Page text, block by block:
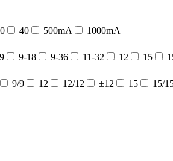
40 500mA
1000mA
9 9-18 9-36 11-32 12 15
9/9 12 12/12 ±12 15 15/